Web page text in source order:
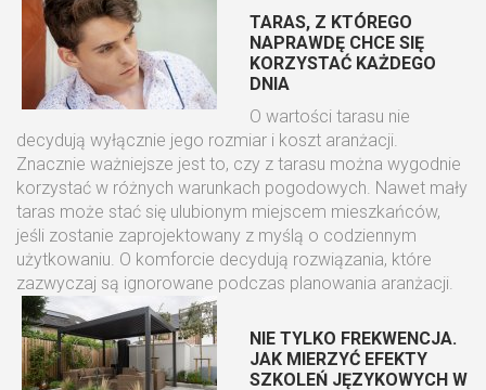
TARAS, Z KTÓREGO
NAPRAWDĘ CHCE SIĘ
KORZYSTAĆ KAŻDEGO
DNIA
O wartości tarasu nie
decydują wyłącznie jego rozmiar i koszt aranżacji.
Znacznie ważniejsze jest to, czy z tarasu można wygodnie
korzystać w różnych warunkach pogodowych. Nawet mały
taras może stać się ulubionym miejscem mieszkańców,
jeśli zostanie zaprojektowany z myślą o codziennym
użytkowaniu. O komforcie decydują rozwiązania, które
zazwyczaj są ignorowane podczas planowania aranżacji.
NIE TYLKO FREKWENCJA.
JAK MIERZYĆ EFEKTY
SZKOLEŃ JĘZYKOWYCH W